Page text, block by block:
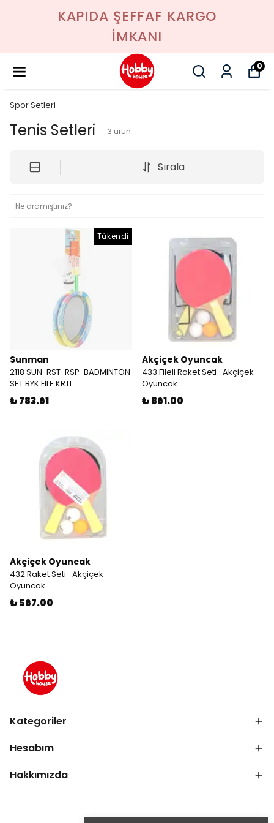
KAPIDA ŞEFFAF KARGO
İMKANI
0
Spor Setleri
Tenis Setleri 3 ürün
Sırala
Tükendi
Sunman
2118 SUN-RST-RSP-BADMINTON
SET BYK FİLE KRTL
₺ 783.61
Akçiçek Oyuncak
433 Fileli Raket Seti -Akçiçek
Oyuncak
₺ 861.00
Akçiçek Oyuncak
432 Raket Seti -Akçiçek
Oyuncak
₺ 567.00
Kategoriler
Hesabım
Hakkımızda